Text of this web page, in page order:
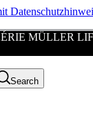
MÜLLER
Search